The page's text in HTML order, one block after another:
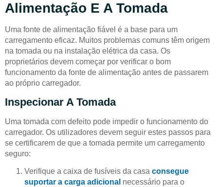
Alimentação E A Tomada
Uma fonte de alimentação fiável é a base para um
carregamento eficaz. Muitos problemas comuns têm origem
na tomada ou na instalação elétrica da casa. Os
proprietários devem começar por verificar o bom
funcionamento da fonte de alimentação antes de passarem
ao próprio carregador.
Inspecionar A Tomada
Uma tomada com defeito pode impedir o funcionamento do
carregador. Os utilizadores devem seguir estes passos para
se certificarem de que a tomada permite um carregamento
seguro:
Verifique a caixa de fusíveis da casa consegue
suportar a carga adicional necessário para o